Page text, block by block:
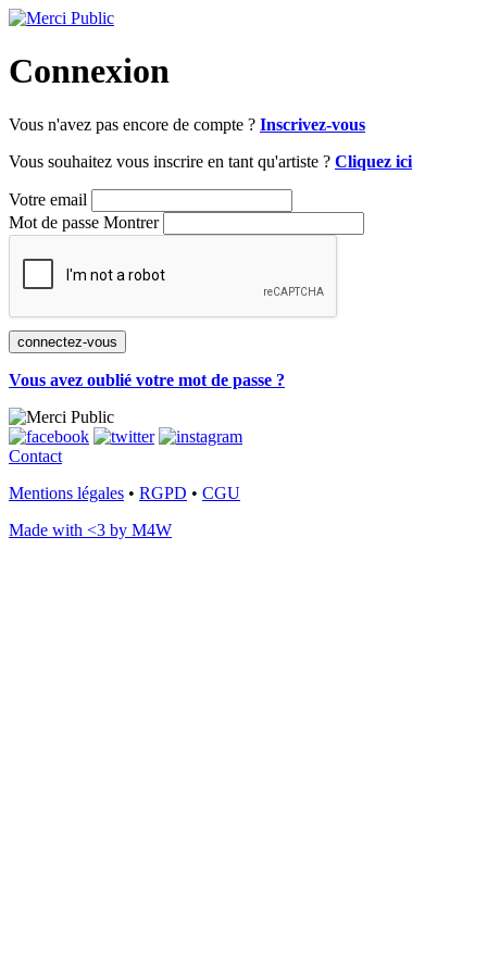
Connexion
Vous n'avez pas encore de compte ? Inscrivez-vous
Vous souhaitez vous inscrire en tant qu'artiste ? Cliquez ici
Votre email
Mot de passe Montrer
Vous avez oublié votre mot de passe ?
Contact
Mentions légales • RGPD • CGU
Made with <3 by M4W